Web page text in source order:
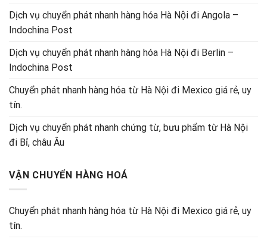
Dịch vụ chuyển phát nhanh hàng hóa Hà Nội đi Angola –
Indochina Post
Dịch vụ chuyển phát nhanh hàng hóa Hà Nội đi Berlin –
Indochina Post
Chuyển phát nhanh hàng hóa từ Hà Nội đi Mexico giá rẻ, uy
tín.
Dịch vụ chuyển phát nhanh chứng từ, bưu phẩm từ Hà Nội
đi Bỉ, châu Âu
VẬN CHUYỂN HÀNG HOÁ
Chuyển phát nhanh hàng hóa từ Hà Nội đi Mexico giá rẻ, uy
tín.